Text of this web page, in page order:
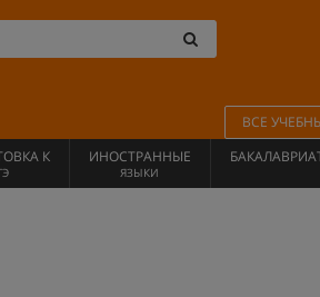
ВСЕ
К ИНОСТРАННЫЕ
ЯЗЫКИ